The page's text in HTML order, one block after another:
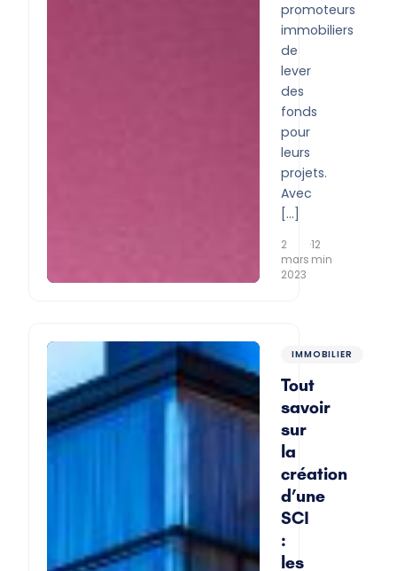
promoteurs
immobiliers
de
lever
des
fonds
pour
leurs
projets.
Avec
[…]
2
mars
2023
·12
min
IMMOBILIER
Tout
savoir
sur
la
création
d’une
SCI
:
les